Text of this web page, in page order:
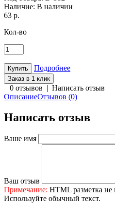
Наличие: В наличии
63 р.
Кол-во
Подробнее
Заказ в 1 клик
0 отзывов | Написать отзыв
ОписаниеОтзывов (0)
Написать отзыв
Ваше имя
Ваш отзыв
Примечание: HTML разметка не
Используйте обычный текст.